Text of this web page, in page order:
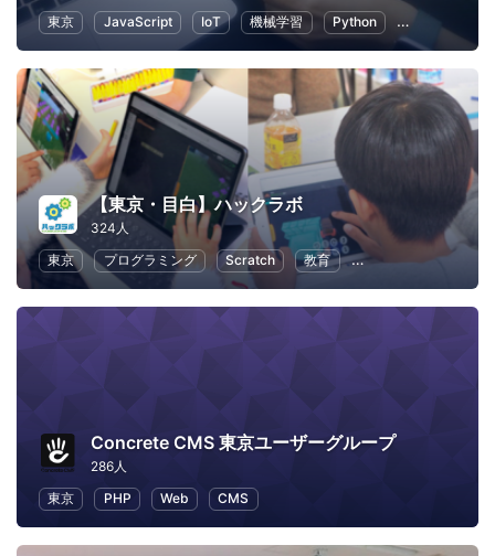
東京
JavaScript IoT 機械学習 Python 人工知能
【東京・目白】ハックラボ
324人
東京
プログラミング Scratch 教育 子供向けプログラミ
Concrete CMS 東京ユーザーグループ
286人
東京
PHP Web CMS